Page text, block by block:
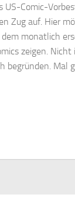
US-Comic-
Zug auf. Hier
monatlich
zeigen.
begründen. Mal